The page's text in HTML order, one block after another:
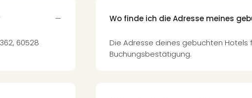
60528
Wo finde ich die Adresse meines
Die Adresse deines gebuchten Hotels
Buchungsbestätigung.